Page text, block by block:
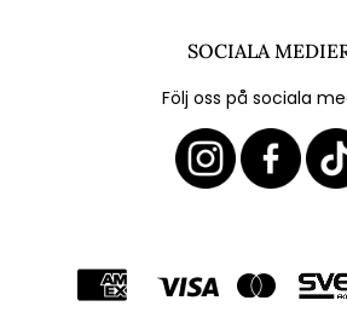
SOCIALA
Följ oss på sociala